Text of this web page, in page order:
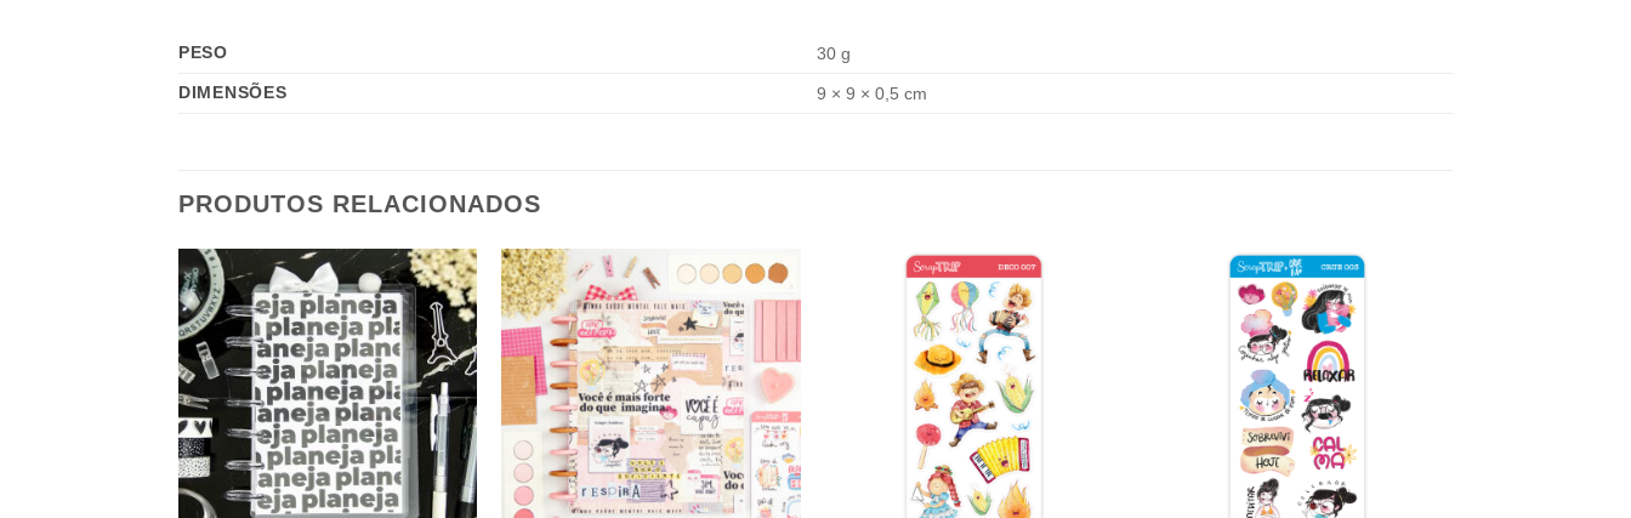
PESO
30 g
DIMENSÕES
9 × 9 × 0,5 cm
PRODUTOS RELACIONADOS